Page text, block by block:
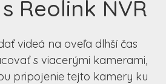
Reolink NVR
videá na oveľa dlhší čas
s viacerými kamerami,
pripojenie tejto kamery ku